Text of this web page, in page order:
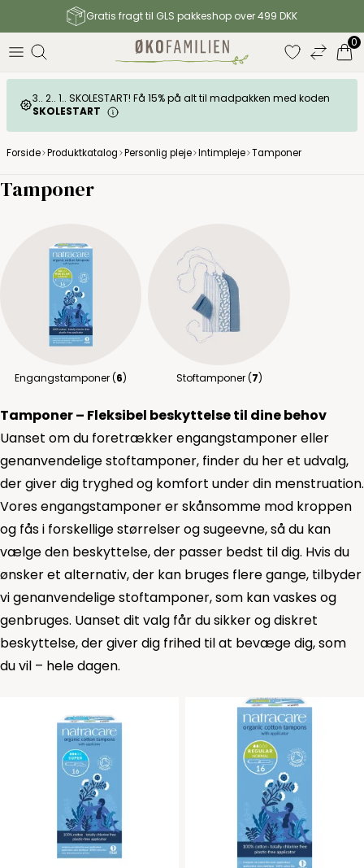
Gratis fragt til GLS pakkeshop over 499 DKK
0
3.. 2.. 1.. SKOLESTART! Få 15% på alt til madpakken med koden
SKOLESTART
Forside Produktkatalog Personlig pleje Intimpleje Tamponer
Tamponer
Engangstamponer (6) Stoftamponer (7)
Tamponer – Fleksibel beskyttelse til dine behov
Uanset om du foretrækker engangstamponer eller
genanvendelige stoftamponer, finder du her et udvalg,
der giver dig tryghed og komfort under din menstruation.
Vores engangstamponer er skånsomme mod kroppen
og fås i forskellige størrelser og sugeevne, så du kan
vælge den beskyttelse, der passer bedst til dig. Hvis du
ønsker et alternativ, der kan bruges flere gange, tilbyder
vi genanvendelige stoftamponer, som kan vaskes og
genbruges. Uanset dit valg får du sikker og diskret
beskyttelse, der giver dig frihed til at bevæge dig, som
du vil – hele dagen.